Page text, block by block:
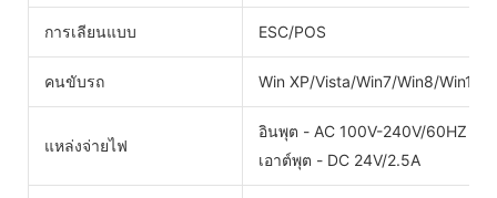
การเลียนแบบ ESC/POS
คนขับรถ Win XP/Vista/Win7/Win8/Win10/
แหล่งจ่ายไฟ
อินพุต - AC 100V-240V/60HZ
เอาต์พุต - DC 24V/2.5A